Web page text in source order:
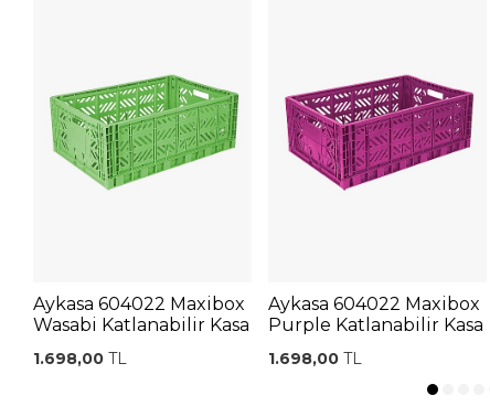
Aykasa 604022 Maxibox
Wasabi Katlanabilir Kasa
1.698,00 TL
Aykasa 604022 Maxibox
Purple Katlanabilir Kasa
1.698,00TL